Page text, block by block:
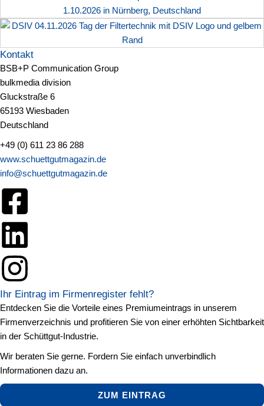
Kontakt
BSB+P Communication Group
bulkmedia division
Gluckstraße 6
65193 Wiesbaden
Deutschland
+49 (0) 611 23 86 288
www.schuettgutmagazin.de
info@schuettgutmagazin.de
Ihr Eintrag im Firmenregister fehlt?
Entdecken Sie die Vorteile eines Premiumeintrags in unserem
Firmenverzeichnis und profitieren Sie von einer erhöhten Sichtbarkeit
in der Schüttgut-Industrie.
Wir beraten Sie gerne. Fordern Sie einfach unverbindlich
Informationen dazu an.
ZUM EINTRAG